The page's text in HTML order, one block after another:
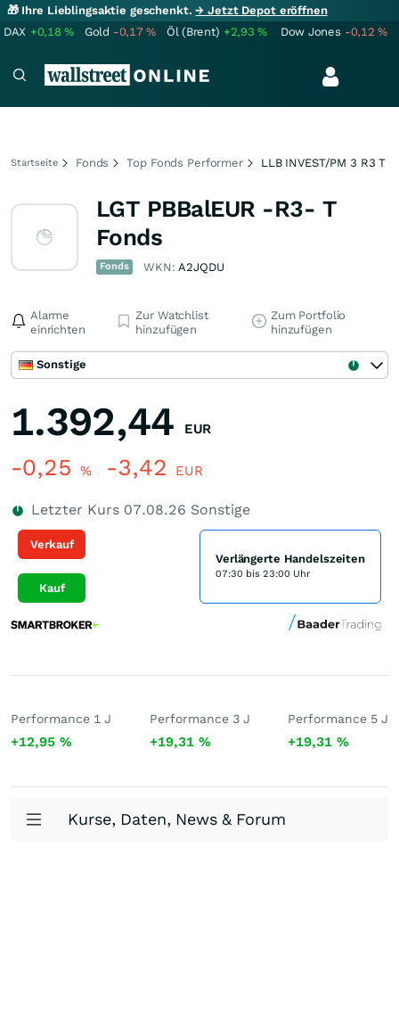
🎁 Ihre Lieblingsaktie geschenkt.→ Jetzt Depot eröffnen
DAX +0,18% Gold -0,17% Öl (Brent) +2,93% Dow Jones -0,12%
Startseite Fonds Top Fonds Performer LLB INVEST/PM 3 R3 T
LGT PBBalEUR -R3- T
Fonds
Fonds WKN:A2JQDU
Alarme
einrichten
Zur Watchlist
hinzufügen
Zum Portfolio
hinzufügen
Sonstige
1.392,44 EUR
-0,25 % -3,42 EUR
Letzter Kurs 07.08.26 Sonstige
Verkauf
Kauf
Verlängerte Handelszeiten
07:30 bis 23:00 Uhr
Performance 1 J
+12,95 %
Performance 3 J
+19,31 %
Performance 5 J
+19,31 %
Kurse, Daten, News & Forum